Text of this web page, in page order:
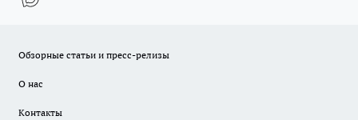
Обзорные статьи и пресс-релизы
О нас
Контакты